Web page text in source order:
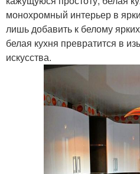
монохромный интерьер в
лишь добавить к белому
белая кухня превратится в
искусства.